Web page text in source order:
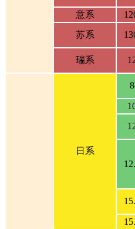
意系
苏系
瑞系
日系